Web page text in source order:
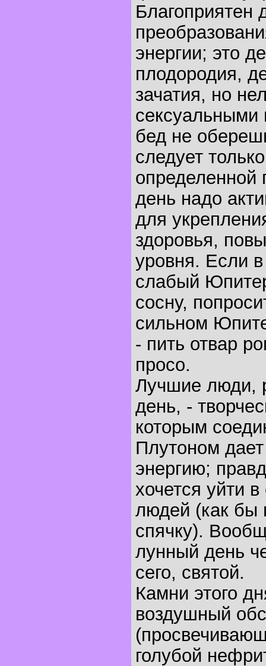
Благоприятен
энергии; это
плодородия,
зачатия, но
сексуальными
бед не
следует
определенной
день надо
для
здоровья,
уровня. Если
слабый
сосну,
сильном
- пить отвар
просо.
Лучшие люди,
день, -
которым
Плутоном
энергию;
хочется уйти
людей (как бы
спячку).
лунный день
сего, святой.
Камни этого
воздушный
голубой